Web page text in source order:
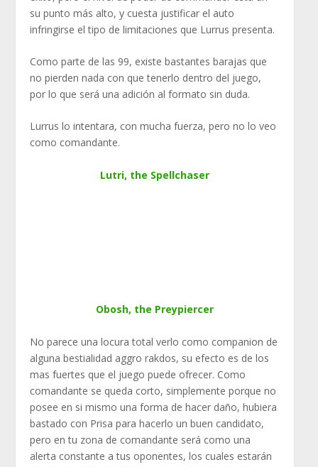
su punto más alto, y cuesta justificar el auto
infringirse el tipo de limitaciones que Lurrus presenta.
Como parte de las 99, existe bastantes barajas que
no pierden nada con que tenerlo dentro del juego,
por lo que será una adición al formato sin duda.
Lurrus lo intentara, con mucha fuerza, pero no lo veo
como comandante.
Lutri, the Spellchaser
Obosh, the Preypiercer
No parece una locura total verlo como companion de
alguna bestialidad aggro rakdos, su efecto es de los
mas fuertes que el juego puede ofrecer. Como
comandante se queda corto, simplemente porque no
posee en si mismo una forma de hacer daño, hubiera
bastado con Prisa para hacerlo un buen candidato,
pero en tu zona de comandante será como una
alerta constante a tus oponentes, los cuales estarán